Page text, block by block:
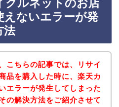
クルネットのお店
えないエラーが発
法
こちらの記事では、リサイ
品を購入した時に、楽天カ
エラーが発生してしまった
の解決方法をご紹介させて